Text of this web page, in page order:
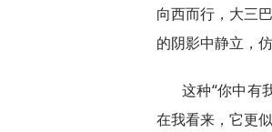
向西而行，大三
的阴影中静立，
这种“你中有
在我看来，它更